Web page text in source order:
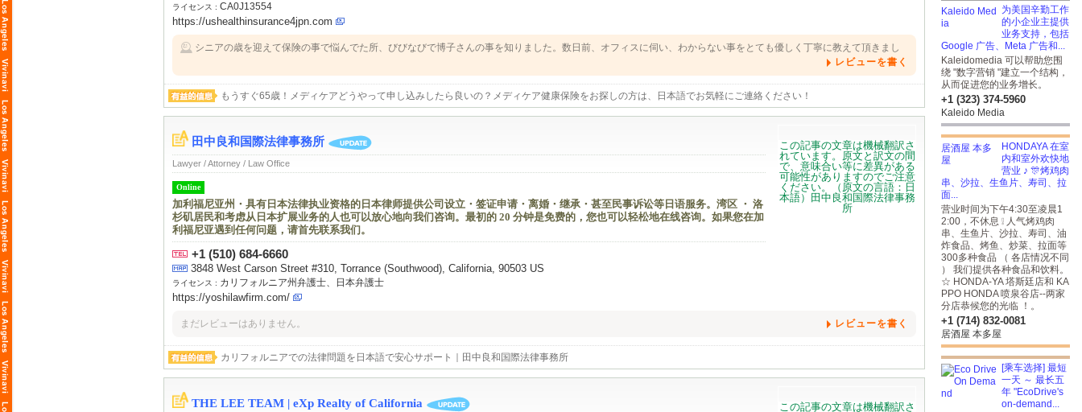
ライセンス : CA0J13554
https://ushealthinsurance4jpn.com
シニアの歳を迎えて保険の事で悩んでた所、びびなびで博子さんの事を知りました。数日前、オフィスに伺い、わからない事をとても優しく丁寧に教えて頂きまし
た。これからも、わからない事があったら、いつでも聞いてと言ってくださり、安心しました。本当に心強く思い、感謝の気持ちでいっぱいです。
レビューを書く
もうすぐ65歳！メディケアどうやって申し込みしたら良いの？メディケア健康保険をお探しの方は、日本語でお気軽にご連絡ください！
田中良和国際法律事務所
Lawyer / Attorney / Law Office
Online
加利福尼亚州・具有日本法律执业资格的日本律师提供公司设立・签证申请・离婚・继承・甚至民事诉讼等日语服务。湾区 ・ 洛
杉矶居民和考虑从日本扩展业务的人也可以放心地向我们咨询。最初的 20 分钟是免费的，您也可以轻松地在线咨询。如果您在加
利福尼亚遇到任何问题，请首先联系我们。
+1 (510) 684-6660
3848 West Carson Street #310, Torrance (Southwood), California, 90503 US
ライセンス : カリフォルニア州弁護士、日本弁護士
https://yoshilawfirm.com/
まだレビューはありません。 レビューを書く
カリフォルニアでの法律問題を日本語で安心サポート｜田中良和国際法律事務所
THE LEE TEAM | eXp Realty of California
为美国辛勤工作
的小企业主提供
业务支持，包括
Google 广告、Meta 广告和...
Kaleidomedia 可以帮助您围
绕 "数字营销 "建立一个结构，
从而促进您的业务增长。
+1 (323) 374-5960
Kaleido Media
HONDAYA 在室
内和室外欢快地
营业 ♪ 🎊烤鸡肉
串、沙拉、生鱼片、寿司、拉
面...
营业时间为下午4:30至凌晨1
2:00，不休息 ❕ 人气烤鸡肉
串、生鱼片、沙拉、寿司、油
炸食品、烤鱼、炒菜、拉面等
300多种食品 （ 各店情况不同
） 我们提供各种食品和饮料。
☆ HONDA-YA 塔斯廷店和 KA
PPO HONDA 喷泉谷店--两家
分店恭候您的光临 ！。
+1 (714) 832-0081
居酒屋 本多屋
[乘车选择] 最短
一天 ～ 最长五
年 "EcoDrive's
on-demand...